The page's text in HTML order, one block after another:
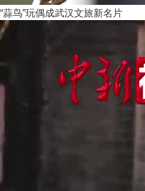
“蒜鸟”玩偶成武汉文旅新名片